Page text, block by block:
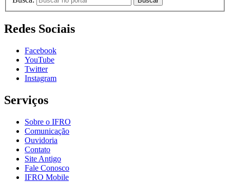
Redes Sociais
Facebook
YouTube
Twitter
Instagram
Serviços
Sobre o IFRO
Comunicação
Ouvidoria
Contato
Site Antigo
Fale Conosco
IFRO Mobile